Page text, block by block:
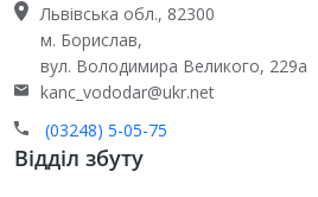
Львівська обл., 82300
м. Борислав,
вул. Володимира Великого, 229а
kanc_vododar@ukr.net
(03248) 5-05-75
Відділ збуту